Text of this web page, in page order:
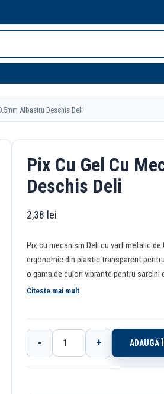
Albastru Deschis Deli
Pix Cu Gel Cu
Deschis Deli
2,38 lei
Pix cu mecanism Deli cu varf metalic
ergonomic din plastic transparent
o gama de culori vibrante pentru sarcini
Citeste mai mult
Cantitate
Pix
- + ADAUGĂ